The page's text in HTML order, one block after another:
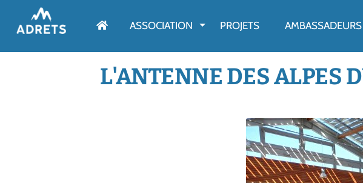
ASSOCIATION AFFICHER LE MENU
PROJETS AMBASSADEURS
L'ANTENNE DES ALPES